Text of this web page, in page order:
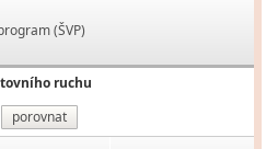
(ŠVP)
ruchu
porovnat